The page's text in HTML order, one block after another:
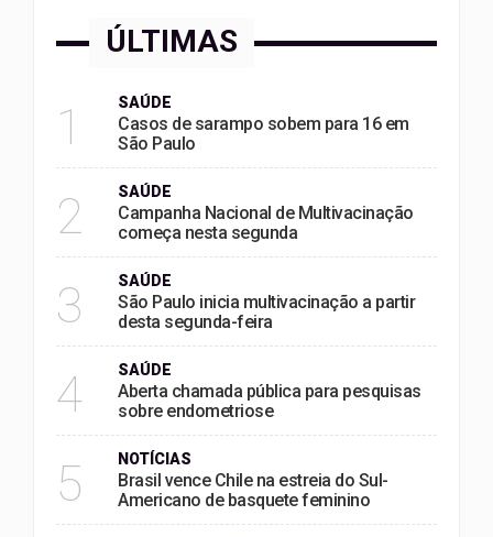
ÚLTIMAS
1 SAÚDE
Casos de sarampo sobem para 16 em
São Paulo
2 SAÚDE
Campanha Nacional de Multivacinação
começa nesta segunda
3 SAÚDE
São Paulo inicia multivacinação a partir
desta segunda-feira
4 SAÚDE
Aberta chamada pública para pesquisas
sobre endometriose
5 NOTÍCIAS
Brasil vence Chile na estreia do Sul-
Americano de basquete feminino